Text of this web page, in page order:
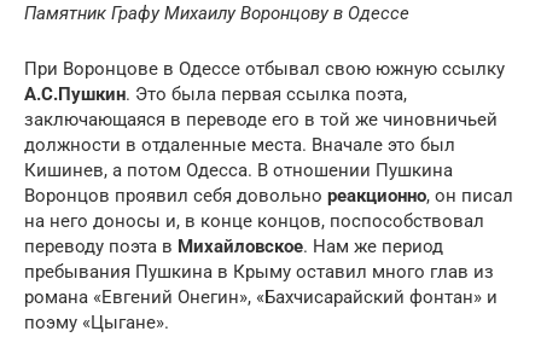
Памятник Графу Михаилу Воронцову в Одессе
При Воронцове в Одессе отбывал свою южную ссылку
А.С.Пушкин. Это была первая ссылка поэта,
заключающаяся в переводе его в той же чиновничьей
должности в отдаленные места. Вначале это был
Кишинев, а потом Одесса. В отношении Пушкина
Воронцов проявил себя довольно реакционно, он писал
на него доносы и, в конце концов, поспособствовал
переводу поэта в Михайловское. Нам же период
пребывания Пушкина в Крыму оставил много глав из
романа «Евгений Онегин», «Бахчисарайский фонтан» и
поэму «Цыгане».